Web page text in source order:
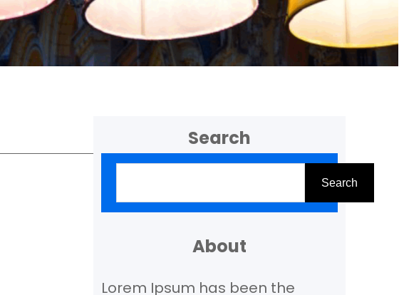
Search
e
n
Search
About
Lorem Ipsum has been the